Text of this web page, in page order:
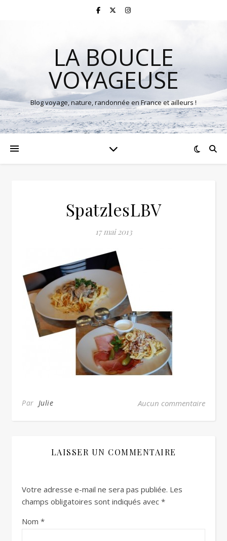
LA BOUCLE
VOYAGEUSE
Blog voyage, nature, randonnée en France et ailleurs !
SpatzlesLBV
17 mai 2013
Par Julie Aucun commentaire
LAISSER UN COMMENTAIRE
Votre adresse e-mail ne sera pas publiée. Les
champs obligatoires sont indiqués avec *
Nom *